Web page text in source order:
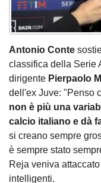
Antonio Conte
classifica della Serie
dirigente Pierpaolo
dell'ex Juve: "Penso
non è più una
calcio italiano e dà
si creano sempre
è sempre stato
Reja veniva
intelligenti.